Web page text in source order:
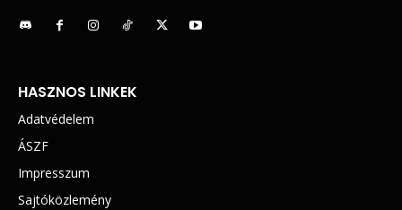
HASZNOS LINKEK
Adatvédelem
ÁSZF
Impresszum
Sajtóközlemény